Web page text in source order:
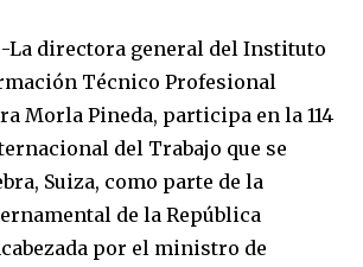
-La directora general del Instituto
Técnico Profesional
Morla Pineda, participa en la 114
del Trabajo que se
Suiza, como parte de la
de la República
por el ministro de